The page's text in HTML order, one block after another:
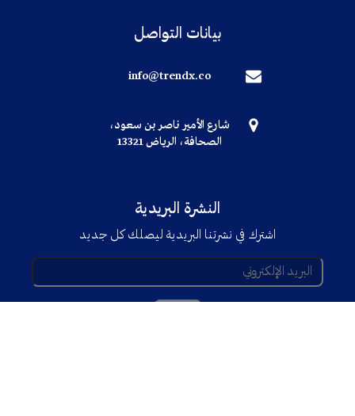
بيانات التواصل
info@trendx.co
شارع الأمير ناصر بن سعود،
الصحافة، الرياض 13321
النشرة البريدية
اشترك في نشرتنا البريدية ليصلك كل جديد